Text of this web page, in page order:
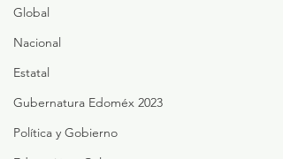
Global
Nacional
Estatal
Gubernatura Edoméx 2023
Política y Gobierno